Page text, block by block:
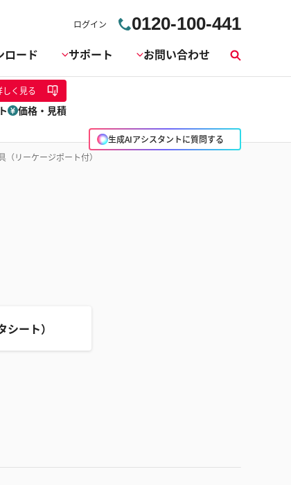
ログイン 0120-100-441
ロード サポート お問い合わせ
索
生成AIアシスタントに質問する
しく見る
価格・見積
（リーケージポート付）
ート）